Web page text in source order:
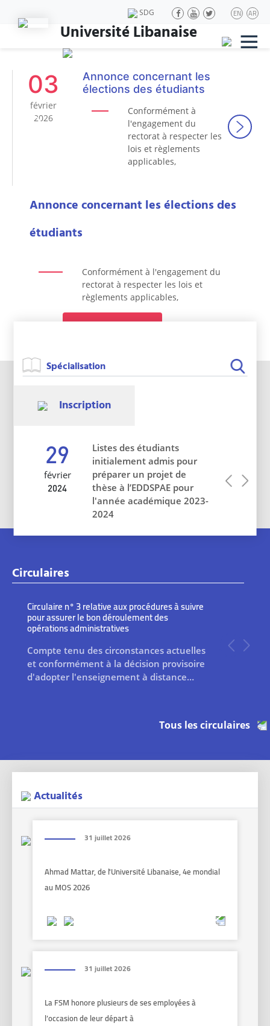
SDG EN AR
Université Libanaise |||
Annonce concernant les élections des
étudiants
Conformément à l'engagement du
rectorat à respecter les lois et
règlements applicables,
En savoir plus
03
février
2026
Annonce concernant les
élections des étudiants
Conformément à
l'engagement du
rectorat à respecter les
lois et règlements
applicables,
Inscription
29
février
2024
Listes des étudiants
initialement admis pour
préparer un projet de
thèse à l’EDDSPAE pour
l'année académique 2023-
2024
Circulaires
Circulaire n° 3 relative aux procédures à suivre
pour assurer le bon déroulement des
opérations administratives
Compte tenu des circonstances actuelles
et conformément à la décision provisoire
d'adopter l'enseignement à distance…
Les
Tous les circulaires
Actualités
31 juillet 2026
Ahmad Mattar, de l'Université Libanaise, 4e mondial
au MOS 2026
31 juillet 2026
La FSM honore plusieurs de ses employées à
l’occasion de leur départ à